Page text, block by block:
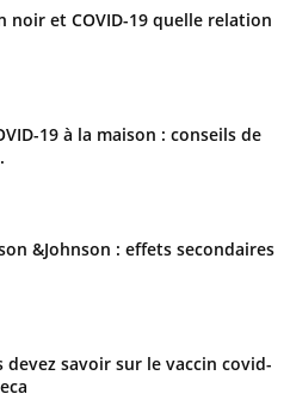
noir et COVID-19 quelle relation
19 à la maison : conseils de
&Johnson : effets secondaires
devez savoir sur le vaccin covid-